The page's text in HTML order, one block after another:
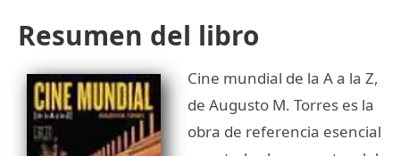
Resumen del libro
Cine mundial de la A a la Z,
de Augusto M. Torres es la
obra de referencia esencial